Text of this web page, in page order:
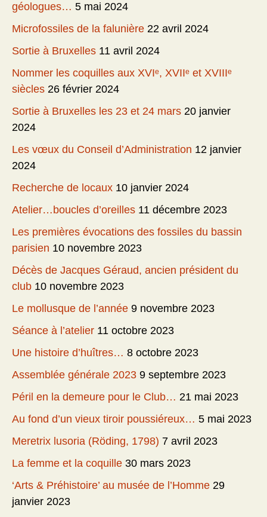
géologues… 5 mai 2024
Microfossiles de la falunière 22 avril 2024
Sortie à Bruxelles 11 avril 2024
Nommer les coquilles aux XVIᵉ, XVIIᵉ et XVIIIᵉ
siècles 26 février 2024
Sortie à Bruxelles les 23 et 24 mars 20 janvier
2024
Les vœux du Conseil d’Administration 12 janvier
2024
Recherche de locaux 10 janvier 2024
Atelier…boucles d’oreilles 11 décembre 2023
Les premières évocations des fossiles du bassin
parisien 10 novembre 2023
Décès de Jacques Géraud, ancien président du
club 10 novembre 2023
Le mollusque de l’année 9 novembre 2023
Séance à l’atelier 11 octobre 2023
Une histoire d’huîtres… 8 octobre 2023
Assemblée générale 2023 9 septembre 2023
Péril en la demeure pour le Club… 21 mai 2023
Au fond d’un vieux tiroir poussiéreux… 5 mai 2023
Meretrix lusoria (Röding, 1798) 7 avril 2023
La femme et la coquille 30 mars 2023
‘Arts & Préhistoire’ au musée de l’Homme 29
janvier 2023